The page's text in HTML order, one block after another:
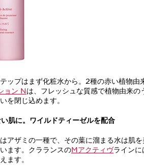
ップはまず化粧水から。2種の赤い植物由
ョン Nは、フレッシュな質感で植物由来
を閉じ込めます。
肌に。ワイルドティーゼルを配合
はアザミの一種で、その葉に溜まる水は肌
ます。クラランスのMアクティヴラインに
ます。